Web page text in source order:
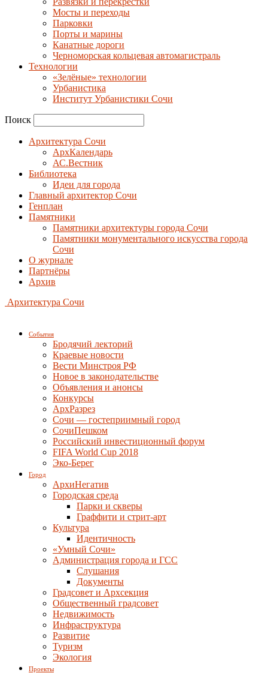
Мосты и переходы
Парковки
Порты и марины
Канатные дороги
Черноморская кольцевая автомагистраль
Технологии
«Зелёные» технологии
Урбанистика
Институт Урбанистики Сочи
Поиск
Архитектура Сочи
АрхКалендарь
АС.Вестник
Библиотека
Идеи для города
Главный архитектор Сочи
Генплан
Памятники
Памятники архитектуры города Сочи
Памятники монументального искусства города
Сочи
О журнале
Партнёры
Архив
Архитектура Сочи
События
Бродячий лекторий
Краевые новости
Вести Минстроя РФ
Новое в законодательстве
Объявления и анонсы
Конкурсы
АрхРазрез
Сочи — гостеприимный город
СочиПешком
Российский инвестиционный форум
FIFA World Cup 2018
Эко-Берег
Город
АрхиНегатив
Городская среда
Парки и скверы
Граффити и стрит-арт
Культура
Идентичность
«Умный Сочи»
Администрация города и ГСС
Слушания
Документы
Градсовет и Архсекция
Общественный градсовет
Недвижимость
Инфраструктура
Развитие
Туризм
Экология
Проекты